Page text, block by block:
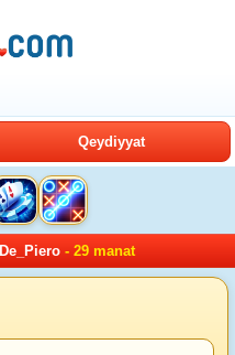
Qeydiyyat
De_Piero- 29 manat